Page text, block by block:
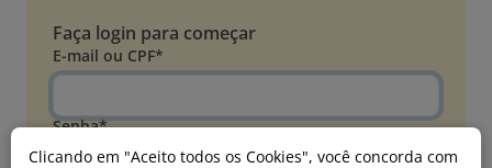
Clicando em "Aceito todos os Cookies", você concorda com
Faça login para começar
E-mail ou CPF*
Senha*